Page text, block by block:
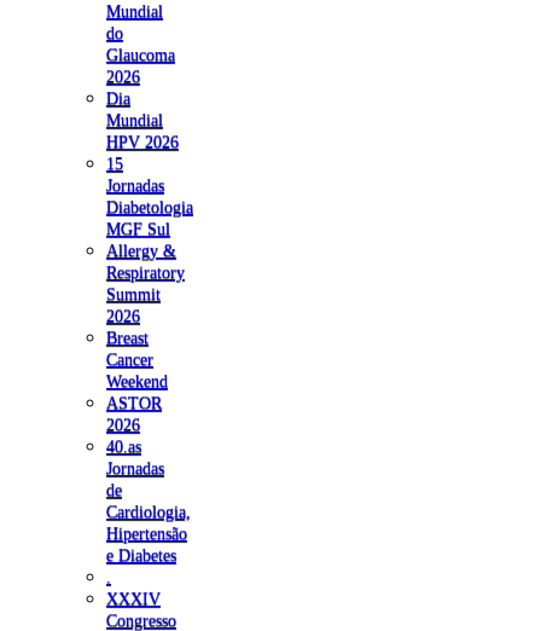
Mundial
do
Glaucoma
2026
Dia
Mundial
HPV 2026
15
Jornadas
Diabetologia
MGF Sul
Allergy &
Respiratory
Summit
2026
Breast
Cancer
Weekend
ASTOR
2026
40.as
Jornadas
de
Cardiologia,
Hipertensão
e Diabetes
XXXIV
Congresso